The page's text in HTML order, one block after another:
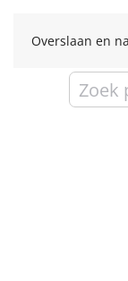
Overslaan en
Zoeken
naar: